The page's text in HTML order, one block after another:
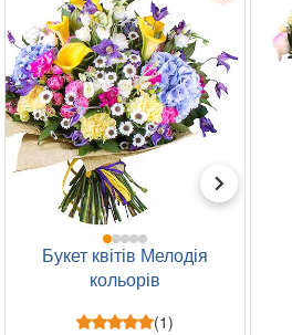
Букет квітів Мелодія
кольорів
(1)